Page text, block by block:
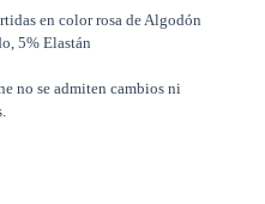
en color rosa de Algodón
5% Elastán
no se admiten cambios ni